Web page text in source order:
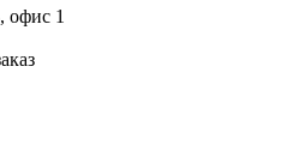
офис 1